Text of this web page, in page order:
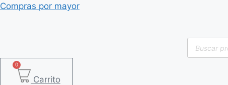
Saltar
Compras por mayor
Búsqueda
de
productos
0
Carrito